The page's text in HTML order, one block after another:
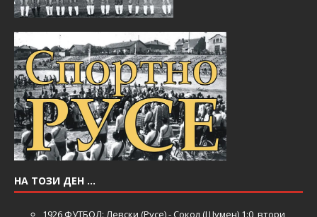
НА ТОЗИ ДЕН …
1926 ФУТБОЛ: Левски (Русе) - Сокол (Шумен) 1:0, втори